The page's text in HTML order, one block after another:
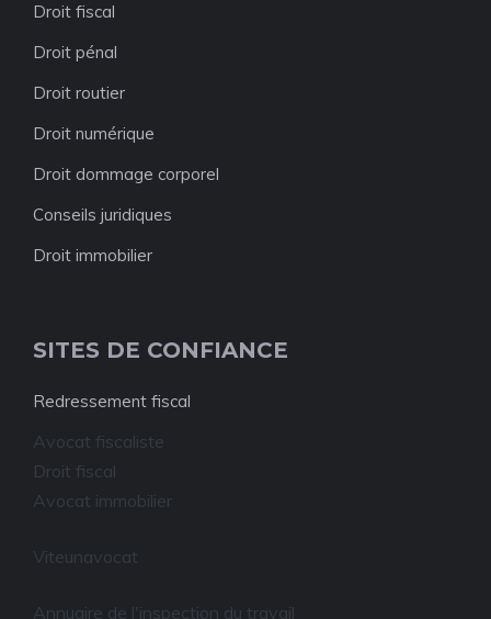
Droit fiscal
Droit pénal
Droit routier
Droit numérique
Droit dommage corporel
Conseils juridiques
Droit immobilier
SITES DE CONFIANCE
Redressement fiscal
Avocat fiscaliste
Droit fiscal
Avocat immobilier
Viteunavocat
Annuaire de l'inspection du travail